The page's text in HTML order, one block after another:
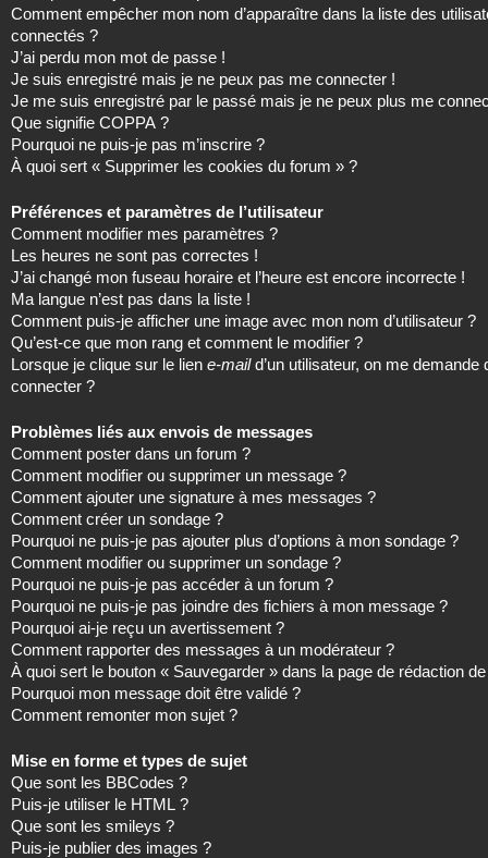
Comment empêcher mon nom d’apparaître dans la liste des
connectés ?
J’ai perdu mon mot de passe !
Je suis enregistré mais je ne peux pas me connecter !
Je me suis enregistré par le passé mais je ne peux plus me
Que signifie COPPA ?
Pourquoi ne puis-je pas m’inscrire ?
À quoi sert « Supprimer les cookies du forum » ?
Préférences et paramètres de l’utilisateur
Comment modifier mes paramètres ?
Les heures ne sont pas correctes !
J’ai changé mon fuseau horaire et l’heure est encore incorrecte !
Ma langue n’est pas dans la liste !
Comment puis-je afficher une image avec mon nom d’utilisateur ?
Qu’est-ce que mon rang et comment le modifier ?
Lorsque je clique sur le lien e-maild’un utilisateur, on me demande
connecter ?
Problèmes liés aux envois de messages
Comment poster dans un forum ?
Comment modifier ou supprimer un message ?
Comment ajouter une signature à mes messages ?
Comment créer un sondage ?
Pourquoi ne puis-je pas ajouter plus d’options à mon sondage ?
Comment modifier ou supprimer un sondage ?
Pourquoi ne puis-je pas accéder à un forum ?
Pourquoi ne puis-je pas joindre des fichiers à mon message ?
Pourquoi ai-je reçu un avertissement ?
Comment rapporter des messages à un modérateur ?
À quoi sert le bouton « Sauvegarder » dans la page de rédaction
Pourquoi mon message doit être validé ?
Comment remonter mon sujet ?
Mise en forme et types de sujet
Que sont les BBCodes ?
Puis-je utiliser le HTML ?
Que sont les smileys ?
Puis-je publier des images ?